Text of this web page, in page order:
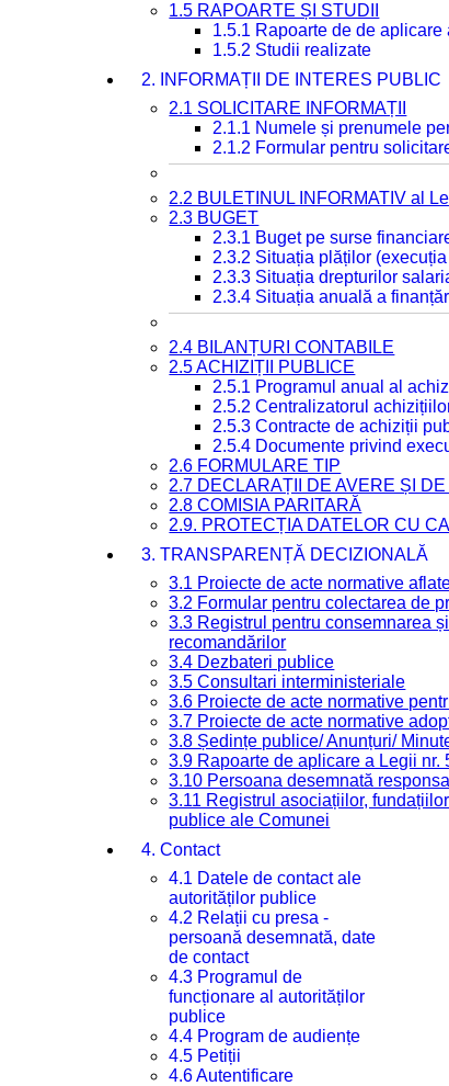
1.5 RAPOARTE ȘI STUDII
1.5.1 Rapoarte de de aplicare
1.5.2 Studii realizate
2. INFORMAȚII DE INTERES PUBLIC
2.1 SOLICITARE INFORMAȚII
2.1.1 Numele și prenumele
2.1.2 Formular pentru
2.2 BULETINUL INFORMATIV al
2.3 BUGET
2.3.1 Buget pe surse
2.3.2 Situația plăților
2.3.3 Situația drepturilor
2.3.4 Situația anuală a
2.4 BILANȚURI CONTABILE
2.5 ACHIZIȚII PUBLICE
2.5.1 Programul anual al
2.5.2 Centralizatorul
2.5.3 Contracte de achiziții
2.5.4 Documente privind
2.6 FORMULARE TIP
2.7 DECLARAȚII DE AVERE ȘI
2.8 COMISIA PARITARĂ
2.9. PROTECȚIA DATELOR CU
3. TRANSPARENȚĂ DECIZIONALĂ
3.1 Proiecte de acte normative
3.2 Formular pentru colectarea de
3.3 Registrul pentru consemnarea
recomandărilor
3.4 Dezbateri publice
3.5 Consultari interministeriale
3.6 Proiecte de acte normative
3.7 Proiecte de acte normative
3.8 Ședințe publice/ Anunțuri/
3.9 Rapoarte de aplicare a Legii nr.
3.10 Persoana desemnată
3.11 Registrul asociațiilor,
publice ale Comunei
4. Contact
4.1 Datele de contact ale
autorităților publice
4.2 Relații cu presa -
persoană desemnată, date
de contact
4.3 Programul de
funcționare al autorităților
publice
4.4 Program de audiențe
4.5 Petiții
4.6 Autentificare